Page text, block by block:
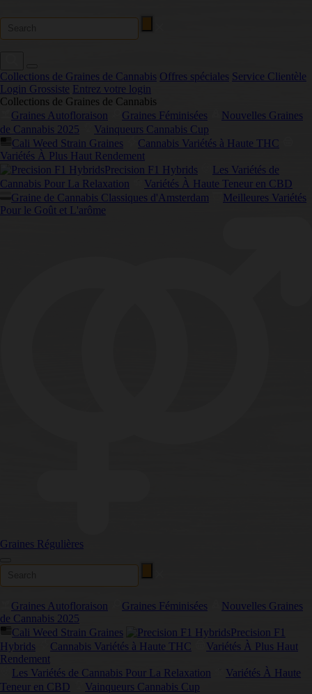
Collections de Graines de Cannabis Offres spéciales Service Clientèle
Login Grossiste Entrez votre login
Collections de Graines de Cannabis
Graines Autofloraison
Graines Féminisées
Nouvelles Graines
de Cannabis 2025
Vainqueurs Cannabis Cup
Cali Weed Strain Graines
Cannabis Variétés à Haute THC
Variétés À Plus Haut Rendement
Precision F1 Hybrids
Les Variétés de
Cannabis Pour La Relaxation
Variétés À Haute Teneur en CBD
Graine de Cannabis Classiques d'Amsterdam
Meilleures Variétés
Pour le Goût et L'arôme
Graines Régulières
Graines Autofloraison Graines Féminisées
Nouvelles Graines
de Cannabis 2025
Cali Weed Strain Graines
Precision F1
Hybrids
Cannabis Variétés à Haute THC
Variétés À Plus Haut
Rendement
Les Variétés de Cannabis Pour La Relaxation
Variétés À Haute
Teneur en CBD
Vainqueurs Cannabis Cup